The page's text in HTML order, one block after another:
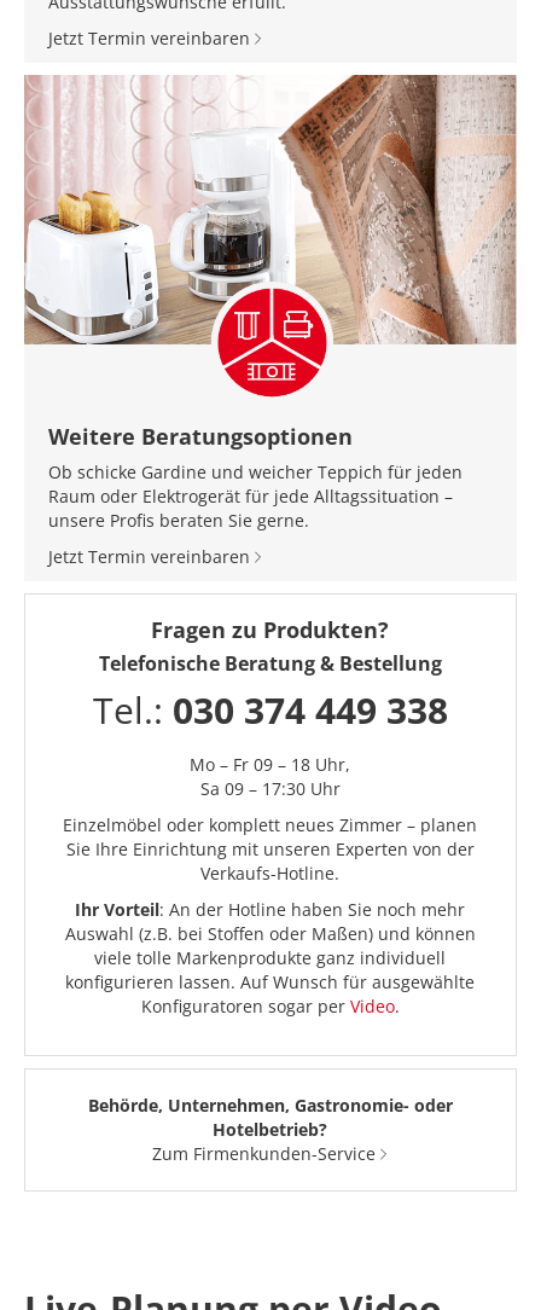
Jetzt Termin vereinbaren
Weitere Beratungsoptionen
Ob schicke Gardine und weicher Teppich für jeden
Raum oder Elektrogerät für jede Alltagssituation –
unsere Profis beraten Sie gerne.
Jetzt Termin vereinbaren
Fragen zu Produkten?
Telefonische Beratung & Bestellung
Tel.: 030 374 449 338
Mo – Fr 09 – 18 Uhr,
Sa 09 – 17:30 Uhr
Einzelmöbel oder komplett neues Zimmer – planen
Sie Ihre Einrichtung mit unseren Experten von der
Verkaufs-Hotline.
Ihr Vorteil: An der Hotline haben Sie noch mehr
Auswahl (z.B. bei Stoffen oder Maßen) und können
viele tolle Markenprodukte ganz individuell
konfigurieren lassen. Auf Wunsch für ausgewählte
Konfiguratoren sogar per Video.
Behörde, Unternehmen, Gastronomie- oder
Hotelbetrieb?
Zum Firmenkunden-Service